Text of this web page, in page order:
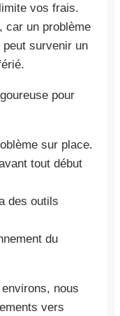
vos frais.
car un problème
survenir un
pour
sur place.
tout début
des outils
du
nous
vers